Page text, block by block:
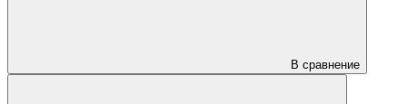
В сравнение